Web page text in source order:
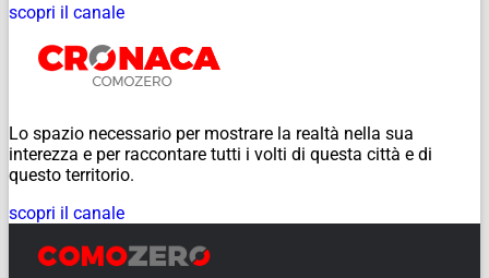
scopri il canale
Lo spazio necessario per mostrare la realtà nella sua
interezza e per raccontare tutti i volti di questa città e di
questo territorio.
scopri il canale